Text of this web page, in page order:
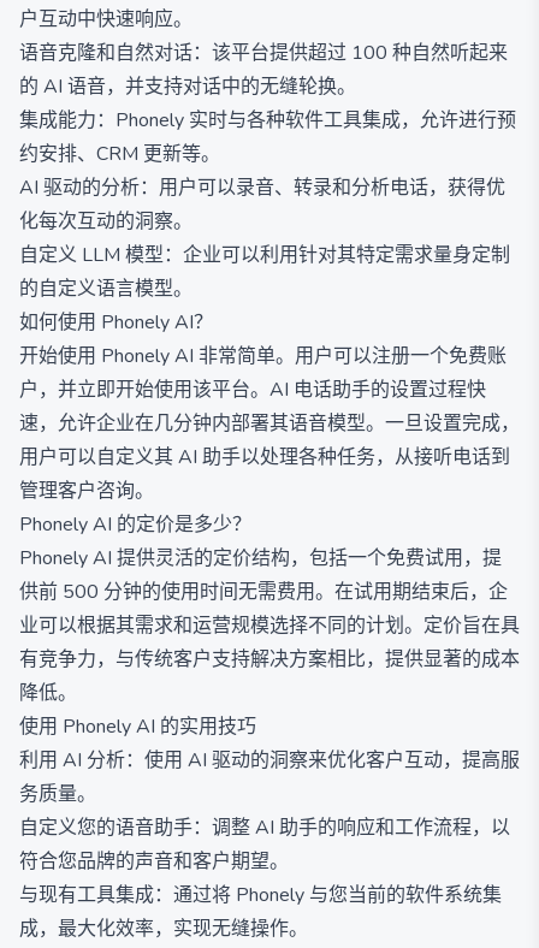
户互动中快速响应。
语音克隆和自然对话：该平台提供超过 100 种自然听起来
的 AI 语音，并支持对话中的无缝轮换。
集成能力：Phonely 实时与各种软件工具集成，允许进行预
约安排、CRM 更新等。
AI 驱动的分析：用户可以录音、转录和分析电话，获得优
化每次互动的洞察。
自定义 LLM 模型：企业可以利用针对其特定需求量身定制
的自定义语言模型。
如何使用 Phonely AI？
开始使用 Phonely AI 非常简单。用户可以注册一个免费账
户，并立即开始使用该平台。AI 电话助手的设置过程快
速，允许企业在几分钟内部署其语音模型。一旦设置完成，
用户可以自定义其 AI 助手以处理各种任务，从接听电话到
管理客户咨询。
Phonely AI 的定价是多少？
Phonely AI 提供灵活的定价结构，包括一个免费试用，提
供前 500 分钟的使用时间无需费用。在试用期结束后，企
业可以根据其需求和运营规模选择不同的计划。定价旨在具
有竞争力，与传统客户支持解决方案相比，提供显著的成本
降低。
使用 Phonely AI 的实用技巧
利用 AI 分析：使用 AI 驱动的洞察来优化客户互动，提高服
务质量。
自定义您的语音助手：调整 AI 助手的响应和工作流程，以
符合您品牌的声音和客户期望。
与现有工具集成：通过将 Phonely 与您当前的软件系统集
成，最大化效率，实现无缝操作。